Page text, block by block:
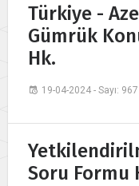
Türkiye -
Gümrük
Hk.
19-04-2024 - Sayı:
Soru Formu